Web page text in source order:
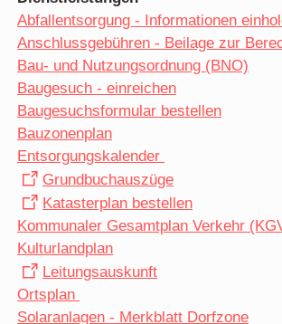
Abfallentsorgung - Informationen
Anschlussgebühren - Beilage zur
Bau- und Nutzungsordnung (BNO)
Baugesuch - einreichen
Baugesuchsformular bestellen
Bauzonenplan
Entsorgungskalender
Grundbuchauszüge
Katasterplan bestellen
Kommunaler Gesamtplan Verkehr
Kulturlandplan
Leitungsauskunft
Ortsplan
Solaranlagen - Merkblatt Dorfzone